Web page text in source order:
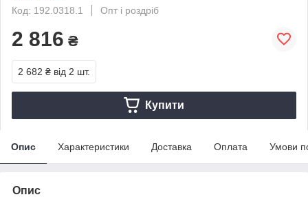
Код: 192.0318.1
Опт і роздріб
2 816 ₴
2 682 ₴ від 2 шт.
Купити
Опис Характеристики Доставка Оплата Умови
Опис